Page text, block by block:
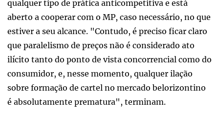
qualquer tipo de prática anticompetitiva e está
aberto a cooperar com o MP, caso necessário, no que
estiver a seu alcance. "Contudo, é preciso ficar claro
que paralelismo de preços não é considerado ato
ilícito tanto do ponto de vista concorrencial como do
consumidor, e, nesse momento, qualquer ilação
sobre formação de cartel no mercado belorizontino
é absolutamente prematura", terminam.